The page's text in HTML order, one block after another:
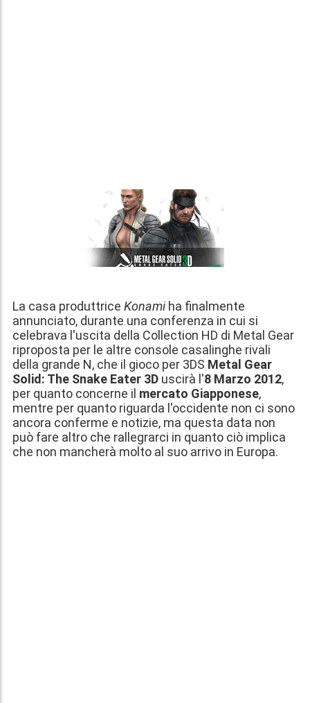
La casa produttrice Konamiha finalmente
annunciato, durante una conferenza in cui si
celebrava l'uscita della Collection HD di Metal Gear
riproposta per le altre console casalinghe rivali
della grande N, che il gioco per 3DS Metal Gear
Solid: The Snake Eater 3D uscirà l'8 Marzo 2012,
per quanto concerne il mercato Giapponese,
mentre per quanto riguarda l'occidente non ci sono
ancora conferme e notizie, ma questa data non
può fare altro che rallegrarci in quanto ciò implica
che non mancherà molto al suo arrivo in Europa.